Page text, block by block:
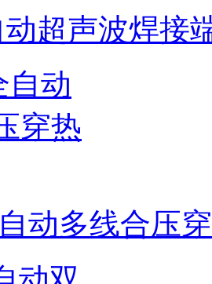
动超声波焊接
动多线合压